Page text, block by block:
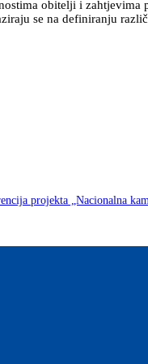
obitelji i zahtjevima
se na definiranju
projekta „Nacionalna